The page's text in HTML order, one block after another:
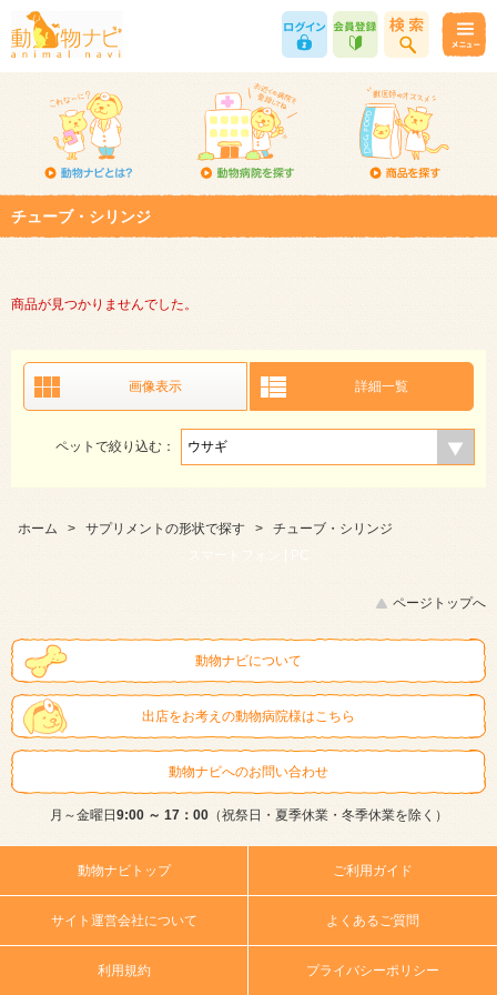
チューブ・シリンジ
商品が見つかりませんでした。
画像表示 詳細一覧
ペットで絞り込む：
ホーム > サプリメントの形状で探す >
チューブ・シリンジ
スマートフォン |
PC
ページトップへ
動物ナビについて
出店をお考えの動物病院様はこちら
動物ナビへのお問い合わせ
月～金曜日 9:00 ～ 17：00（祝祭日・夏季休業・冬季休業を除く）
動物ナビトップ ご利用ガイド
サイト運営会社について よくあるご質問
利用規約 プライバシーポリシー